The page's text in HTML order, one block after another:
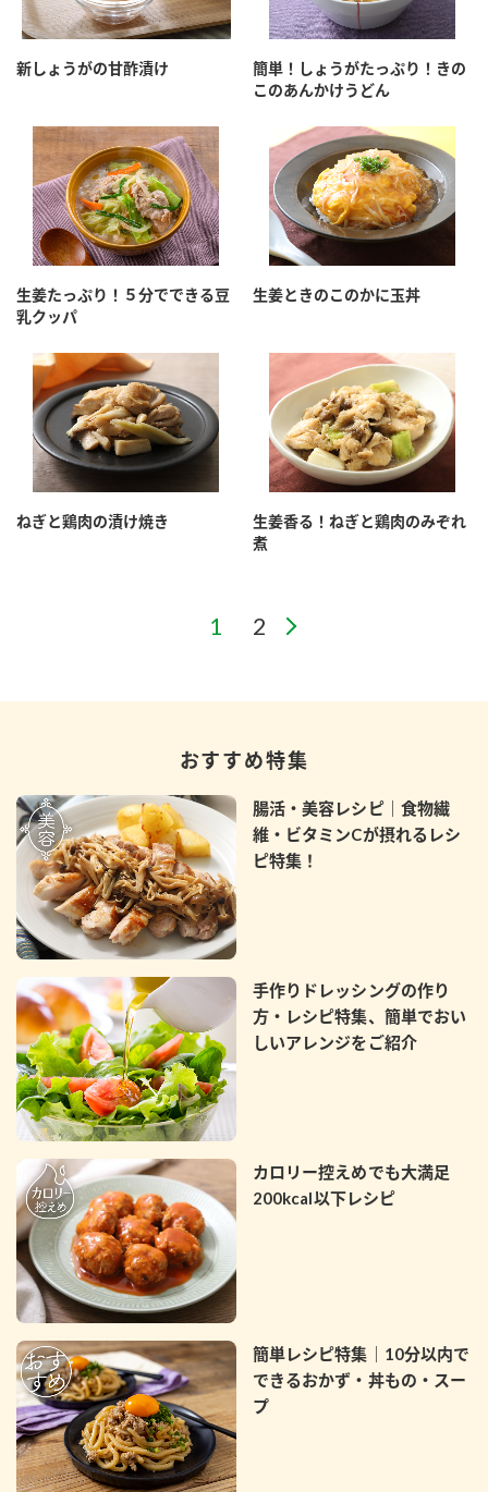
新しょうがの甘酢漬け
簡単！しょうがたっぷり！きの
このあんかけうどん
生姜たっぷり！５分でできる豆
乳クッパ
生姜ときのこのかに玉丼
ねぎと鶏肉の漬け焼き
生姜香る！ねぎと鶏肉のみぞれ
煮
おすすめ特集
腸活・美容レシピ｜食物繊
維・ビタミンCが摂れるレシ
ピ特集！
手作りドレッシングの作り
方・レシピ特集、簡単でおい
しいアレンジをご紹介
カロリー控えめでも大満足
200kcal以下レシピ
簡単レシピ特集｜10分以内で
できるおかず・丼もの・スー
プ